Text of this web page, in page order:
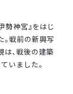
勢神宮』をはじ
戦前の新興写
、戦後の建築
いました。